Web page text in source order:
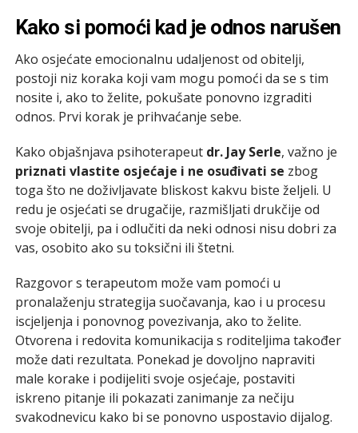
Kako si pomoći kad je odnos narušen
Ako osjećate emocionalnu udaljenost od obitelji,
postoji niz koraka koji vam mogu pomoći da se s tim
nosite i, ako to želite, pokušate ponovno izgraditi
odnos. Prvi korak je prihvaćanje sebe.
Kako objašnjava psihoterapeut dr. Jay Serle, važno je
priznati vlastite osjećaje i ne osuđivati se zbog
toga što ne doživljavate bliskost kakvu biste željeli. U
redu je osjećati se drugačije, razmišljati drukčije od
svoje obitelji, pa i odlučiti da neki odnosi nisu dobri za
vas, osobito ako su toksični ili štetni.
Razgovor s terapeutom može vam pomoći u
pronalaženju strategija suočavanja, kao i u procesu
iscjeljenja i ponovnog povezivanja, ako to želite.
Otvorena i redovita komunikacija s roditeljima također
može dati rezultata. Ponekad je dovoljno napraviti
male korake i podijeliti svoje osjećaje, postaviti
iskreno pitanje ili pokazati zanimanje za nečiju
svakodnevicu kako bi se ponovno uspostavio dijalog.